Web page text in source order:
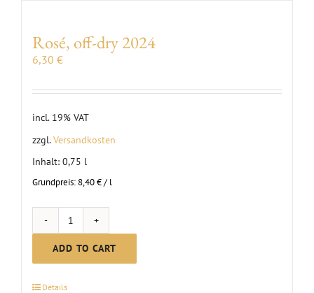
Rosé, off-dry 2024
6,30 €
incl. 19% VAT
zzgl.Versandkosten
Inhalt: 0,75 l
Grundpreis: 8,40€/ l
Rosé,
off-
dry
ADD TO CART
Details